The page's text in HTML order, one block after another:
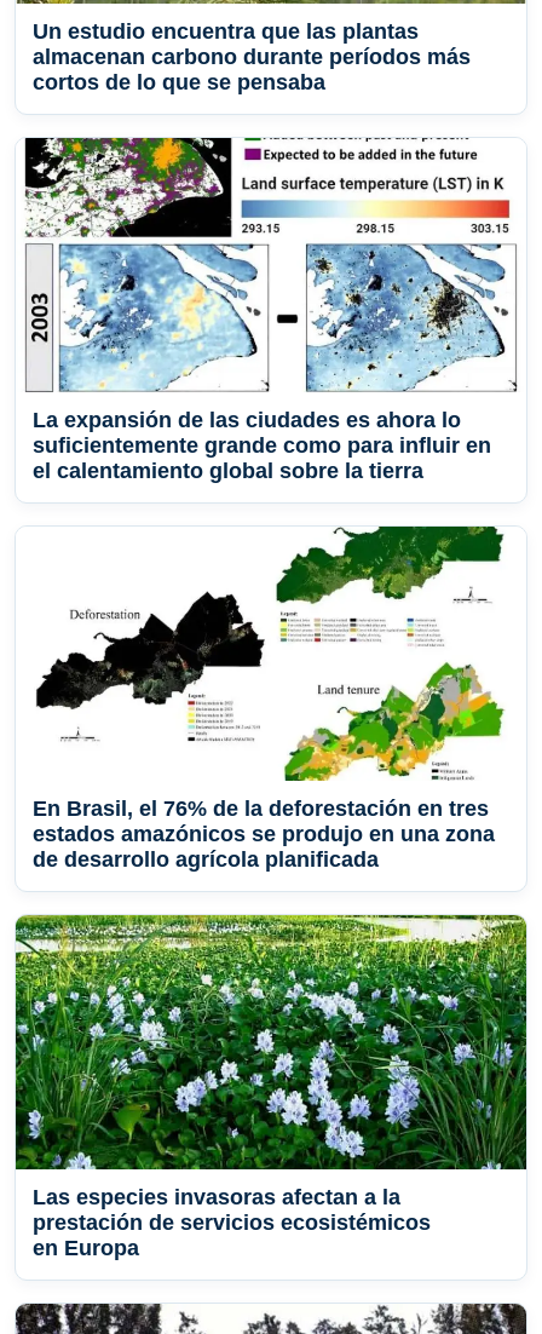
Un estudio encuentra que las plantas
almacenan carbono durante períodos más
cortos de lo que se pensaba
La expansión de las ciudades es ahora lo
suficientemente grande como para influir en
el calentamiento global sobre la tierra
En Brasil, el 76% de la deforestación en tres
estados amazónicos se produjo en una zona
de desarrollo agrícola planificada
Las especies invasoras afectan a la
prestación de servicios ecosistémicos
en Europa